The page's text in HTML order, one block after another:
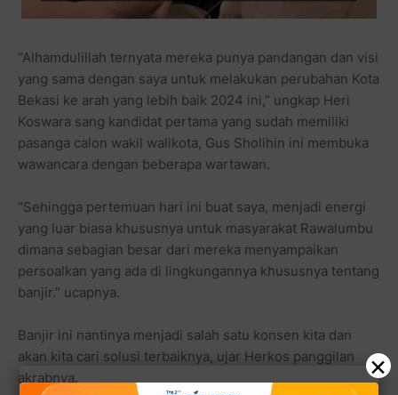
“Alhamdulillah ternyata mereka punya pandangan dan visi
yang sama dengan saya untuk melakukan perubahan Kota
Bekasi ke arah yang lebih baik 2024 ini,” ungkap Heri
Koswara sang kandidat pertama yang sudah memiliki
pasanga calon wakil walikota, Gus Sholihin ini membuka
wawancara dengan beberapa wartawan.
“Sehingga pertemuan hari ini buat saya, menjadi energi
yang luar biasa khususnya untuk masyarakat Rawalumbu
dimana sebagian besar dari mereka menyampaikan
persoalkan yang ada di lingkungannya khususnya tentang
banjir.” ucapnya.
Banjir ini nantinya menjadi salah satu konsen kita dan
akan kita cari solusi terbaiknya, ujar Herkos panggilan
akrabnya.
×